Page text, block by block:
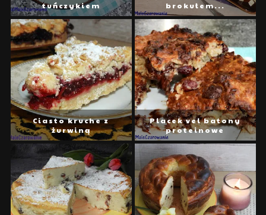
tuńczykiem
brokułem...
Ciasto kruche z
żurwiną
Placek vel batony
proteinowe